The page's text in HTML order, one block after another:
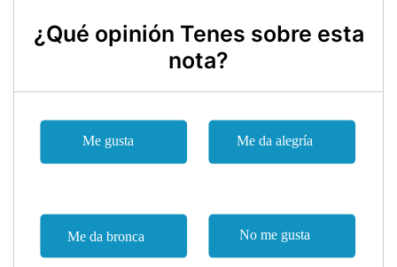
¿Qué opinión Tenes sobre esta
nota?